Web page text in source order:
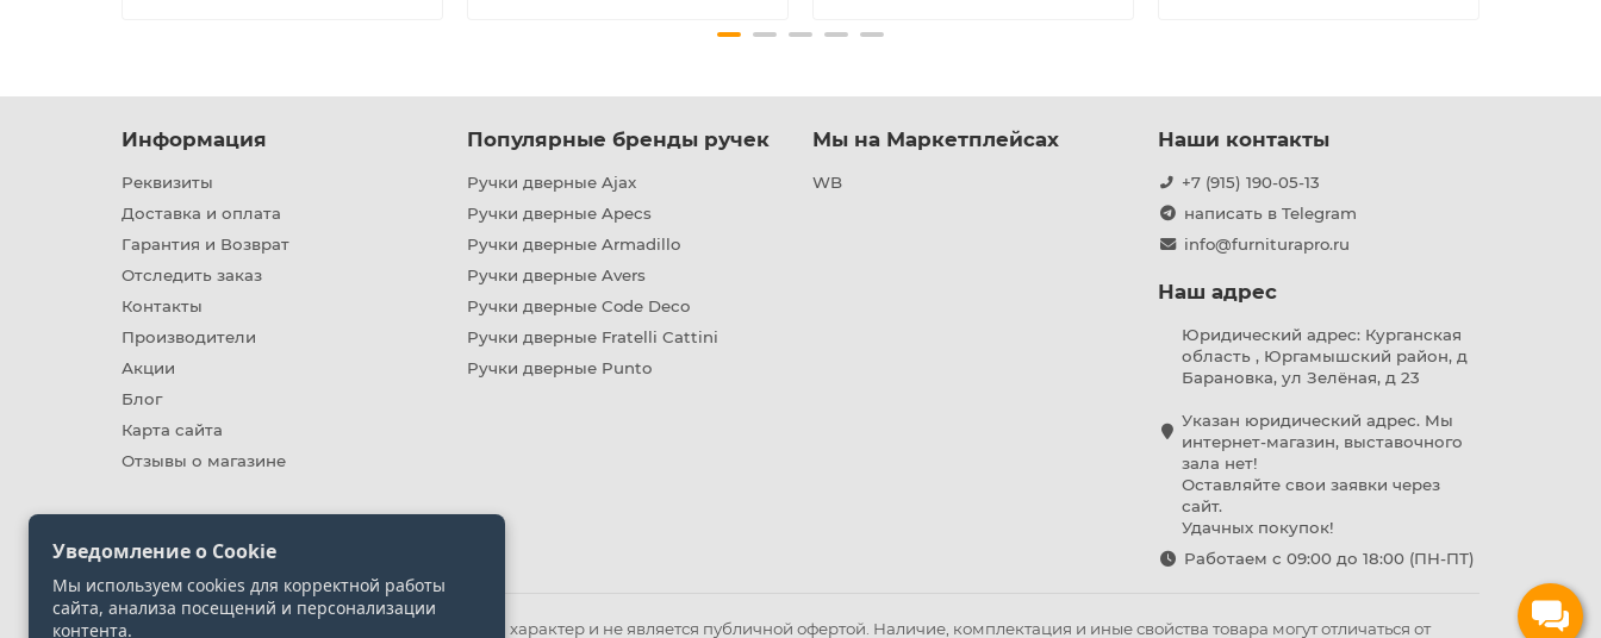
Информация
Реквизиты
Доставка и оплата
Гарантия и Возврат
Отследить заказ
Контакты
Производители
Акции
Блог
Карта сайта
Отзывы о магазине
Популярные бренды ручек
Ручки дверные Ajax
Ручки дверные Apecs
Ручки дверные Armadillo
Ручки дверные Avers
Ручки дверные Code Deco
Ручки дверные Fratelli Cattini
Ручки дверные Punto
Мы на Маркетплейсах
WB
Наши контакты
+7 (915) 190-05-13
написать в Telegram
info@furniturapro.ru
Наш адрес
Юридический адрес: Курганская
область , Юргамышский район, д
Барановка, ул Зелёная, д 23
Указан юридический адрес. Мы
интернет-магазин, выставочного
зала нет!
Оставляйте свои заявки через
сайт.
Удачных покупок!
Работаем с 09:00 до 18:00 (ПН-ПТ)
Информация на сайте носит ознакомительный характер и не является публичной офертой. Наличие, комплектация и иные свойства товара могут отличаться от
Уведомление о Cookie
Мы используем cookies для корректной работы
сайта, анализа посещений и персонализации
контента.